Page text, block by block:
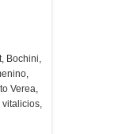
, Bochini,
,
Verea,
vitalicios,